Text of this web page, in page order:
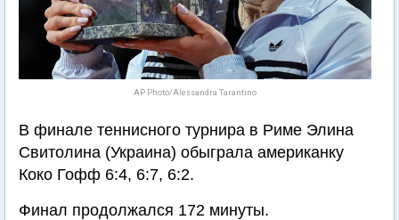
AP Photo/Alessandra Tarantino
В финале теннисного турнира в Риме Элина
Свитолина (Украина) обыграла американку
Коко Гофф 6:4, 6:7, 6:2.
Финал продолжался 172 минуты.